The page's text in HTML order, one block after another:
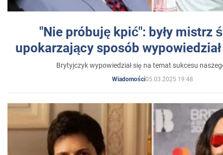
"Nie próbuję kpić": były mistrz
upokarzający sposób
Brytyjczyk wypowiedział się na temat sukcesu
Wiadomości05.03.2025 19:48